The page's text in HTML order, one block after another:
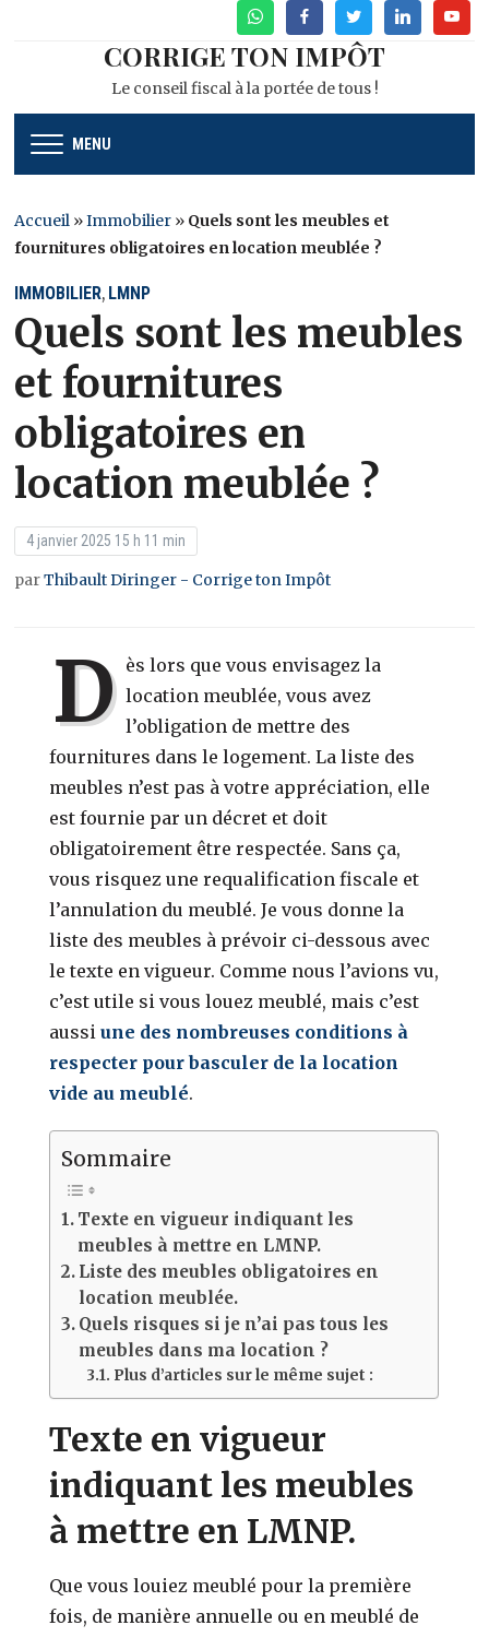
WhatsAppFacebookTwitterLinkedin
CORRIGE TON IMPÔT
Le conseil fiscal à la portée de tous !
MENU
Accueil »Immobilier » Quels sont les meubles et
fournitures obligatoires en location meublée ?
IMMOBILIER, LMNP
Quels sont les meubles
et fournitures
obligatoires en
location meublée ?
4 janvier 2025 15 h 11 min
parThibault Diringer - Corrige ton Impôt
D ès lors que vous envisagez la
location meublée, vous avez
l’obligation de mettre des
fournitures dans le logement. La liste des
meubles n’est pas à votre appréciation, elle
est fournie par un décret et doit
obligatoirement être respectée. Sans ça,
vous risquez une requalification fiscale et
l’annulation du meublé. Je vous donne la
liste des meubles à prévoir ci-dessous avec
le texte en vigueur. Comme nous l’avions vu,
c’est utile si vous louez meublé, mais c’est
aussiune des nombreuses conditions à
respecter pour basculer de la location
vide au meublé.
Sommaire
Texte en vigueur indiquant les
meubles à mettre en LMNP.
Liste des meubles obligatoires en
location meublée.
Quels risques si je n’ai pas tous les
meubles dans ma location ?
Plus d’articles sur le même sujet :
Texte en vigueur
indiquant les meubles
à mettre en LMNP.
Que vous louiez meublé pour la première
fois, de manière annuelle ou en meublé de